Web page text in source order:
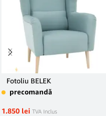
Fotoliu BELEK
precomandă
1.850 lei TVA Inclus